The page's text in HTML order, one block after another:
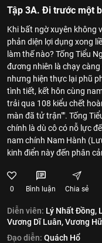
Tập 3A. Đi trước một
Khi bất ngờ xuyên không
phản diện lợi dụng xong
làm thế nào? Tống Tiểu
đương nhiên là chạy
nhưng hiện thực lại phũ
tình tiết, kết hôn cùng
trải qua 108 kiểu chết
màn đã tử trận"". Tống
chính là dù cô có nỗ lực
nam chính Nam Hành
kinh điển này đến phân
0 Bình luận Chia sẻ
Diễn viên: Lý Nhất Đồng,
Vương Dĩ Luân,Vương
Đạo diễn: Quách Hổ